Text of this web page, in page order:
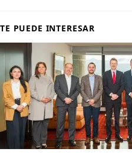
TE PUEDE INTERESAR